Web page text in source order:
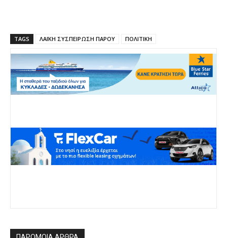
TAGS ΛΑΪΚΗ ΣΥΣΠΕΙΡΩΣΗ ΠΑΡΟΥ ΠΟΛΙΤΙΚΗ